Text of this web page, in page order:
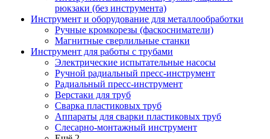
рюкзаки (без инструмента)
Инструмент и оборудование для металлообработки
Ручные кромкорезы (фаскосниматели)
Магнитные сверлильные станки
Инструмент для работы с трубами
Электрические испытательные насосы
Ручной радиальный пресс-инструмент
Радиальный пресс-инструмент
Верстаки для труб
Сварка пластиковых труб
Аппараты для сварки пластиковых труб
Слесарно-монтажный инструмент